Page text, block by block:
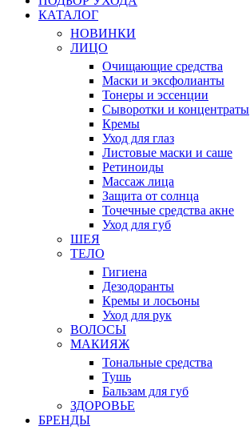
КАТАЛОГ
НОВИНКИ
ЛИЦО
Очищающие средства
Маски и эксфолианты
Тонеры и эссенции
Сыворотки и концентраты
Кремы
Уход для глаз
Листовые маски и саше
Ретиноиды
Массаж лица
Защита от солнца
Точечные средства акне
Уход для губ
ШЕЯ
ТЕЛО
Гигиена
Дезодоранты
Кремы и лосьоны
Уход для рук
ВОЛОСЫ
МАКИЯЖ
Тональные средства
Тушь
Бальзам для губ
ЗДОРОВЬЕ
БРЕНДЫ